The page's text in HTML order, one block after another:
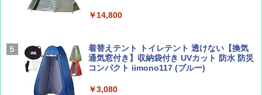
￥1,760
￥9,990
[キャンパーズコレクション 山善] 傘みたいに
広げるだけ パッとサッとテント キューブワ
イド ブラックコーティング フルクローズ メ
ATCW-150B エクルベージュ
￥14,800
着替えテント トイレテント 透けない【換気
通気窓付き】収納袋付き UVカット 防水 防災
コンパクト iimono117 (ブルー)
￥3,080